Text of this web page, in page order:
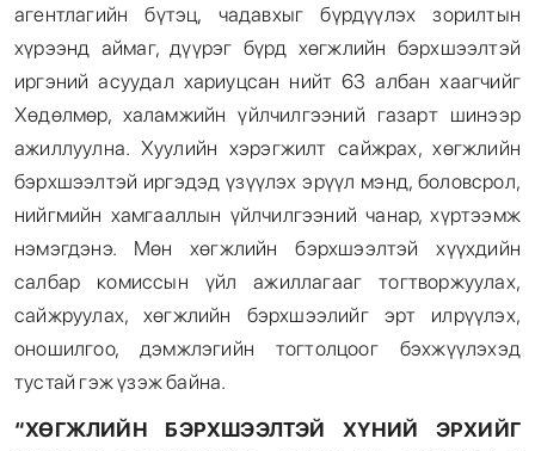
агентлагийн бүтэц, чадавхыг бүрдүүлэх зорилтын
хүрээнд аймаг, дүүрэг бүрд хөгжлийн бэрхшээлтэй
иргэний асуудал хариуцсан нийт 63 албан хаагчийг
Хөдөлмөр, халамжийн үйлчилгээний газарт шинээр
ажиллуулна. Хуулийн хэрэгжилт сайжрах, хөгжлийн
бэрхшээлтэй иргэдэд үзүүлэх эрүүл мэнд, боловсрол,
нийгмийн хамгааллын үйлчилгээний чанар, хүртээмж
нэмэгдэнэ. Мөн хөгжлийн бэрхшээлтэй хүүхдийн
салбар комиссын үйл ажиллагааг тогтворжуулах,
сайжруулах, хөгжлийн бэрхшээлийг эрт илрүүлэх,
оношилгоо, дэмжлэгийн тогтолцоог бэхжүүлэхэд
тустай гэж үзэж байна.
“ХӨГЖЛИЙН БЭРХШЭЭЛТЭЙ ХҮНИЙ ЭРХИЙГ